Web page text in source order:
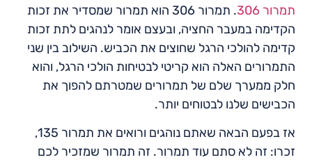
תמרור 306
. תמרור 306 הוא תמרור שמסדיר את זכות
הקדימה במעבר החציה, ובעצם אומר לנהגים לתת זכות
קדימה להולכי הרגל שחוצים את הכביש. השילוב בין שני
התמרורים האלה הוא קריטי לבטיחות הולכי הרגל, והוא
חלק ממערך שלם של תמרורים שמטרתם להפוך את
הכבישים שלנו לבטוחים יותר.
אז בפעם הבאה שאתם נוהגים ורואים את תמרור 135,
זכרו: זה לא סתם עוד תמרור. זה תמרור שמזכיר לכם